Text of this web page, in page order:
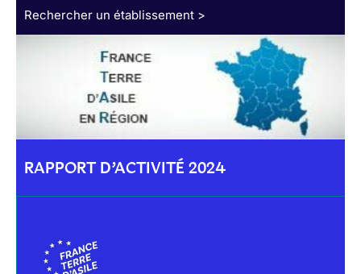
Rechercher un établissement >
RAPPORT D’ACTIVITÉ 2024